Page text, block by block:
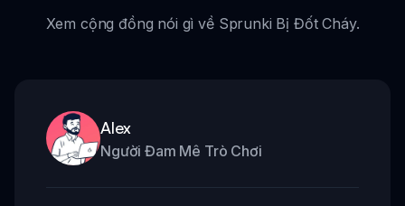
Xem cộng đồng nói gì về Sprunki Bị Đốt Cháy.
Alex
Người Đam Mê Trò Chơi